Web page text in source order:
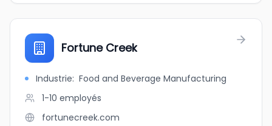
Fortune Creek
Industrie: Food and Beverage Manufacturing
1-10 employés
fortunecreek.com